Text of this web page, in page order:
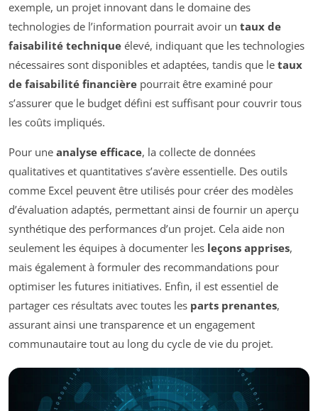
exemple, un projet innovant dans le domaine des
technologies de l’information pourrait avoir un taux de
faisabilité technique élevé, indiquant que les technologies
nécessaires sont disponibles et adaptées, tandis que le taux
de faisabilité financière pourrait être examiné pour
s’assurer que le budget défini est suffisant pour couvrir tous
les coûts impliqués.
Pour une analyse efficace, la collecte de données
qualitatives et quantitatives s’avère essentielle. Des outils
comme Excel peuvent être utilisés pour créer des modèles
d’évaluation adaptés, permettant ainsi de fournir un aperçu
synthétique des performances d’un projet. Cela aide non
seulement les équipes à documenter les leçons apprises,
mais également à formuler des recommandations pour
optimiser les futures initiatives. Enfin, il est essentiel de
partager ces résultats avec toutes les parts prenantes,
assurant ainsi une transparence et un engagement
communautaire tout au long du cycle de vie du projet.